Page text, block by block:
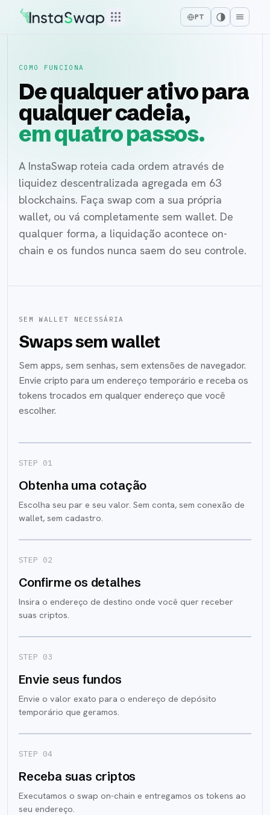
PT
COMO FUNCIONA
De qualquer ativo para
qualquer cadeia,
em quatro passos.
A InstaSwap roteia cada ordem através de
liquidez descentralizada agregada em 63
blockchains. Faça swap com a sua própria
wallet, ou vá completamente sem wallet. De
qualquer forma, a liquidação acontece on-
chain e os fundos nunca saem do seu controle.
SEM WALLET NECESSÁRIA
Swaps sem wallet
Sem apps, sem senhas, sem extensões de navegador.
Envie cripto para um endereço temporário e receba os
tokens trocados em qualquer endereço que você
escolher.
STEP 01
Obtenha uma cotação
Escolha seu par e seu valor. Sem conta, sem conexão de
wallet, sem cadastro.
STEP 02
Confirme os detalhes
Insira o endereço de destino onde você quer receber
suas criptos.
STEP 03
Envie seus fundos
Envie o valor exato para o endereço de depósito
temporário que geramos.
STEP 04
Receba suas criptos
Executamos o swap on-chain e entregamos os tokens ao
seu endereço.